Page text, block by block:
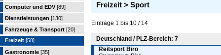
Computer und EDV [89]
Dienstleistungen [130]
Fahrzeuge & Transport [20]
Freizeit [58]
Gastronomie [35]
Freizeit > Sport
Einträge 1 bis 10 / 14
Deutschland / PLZ-Bereich: 7
Reitsport Biro